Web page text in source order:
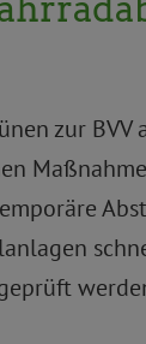
zur BVV